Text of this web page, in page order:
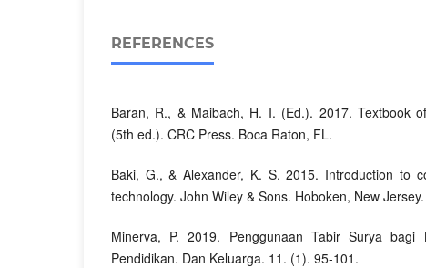
REFERENCES
Baran, R., & Maibach, H. I. (Ed.). 2017. Textbook
(5th ed.). CRC Press. Boca Raton, FL.
Baki, G., & Alexander, K. S. 2015. Introduction to
technology. John Wiley & Sons. Hoboken, New Jersey.
Minerva, P. 2019. Penggunaan Tabir Surya bagi
Pendidikan. Dan Keluarga. 11. (1). 95-101.